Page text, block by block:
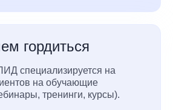
гордиться
специализируется на
на обучающие
тренинги, курсы).